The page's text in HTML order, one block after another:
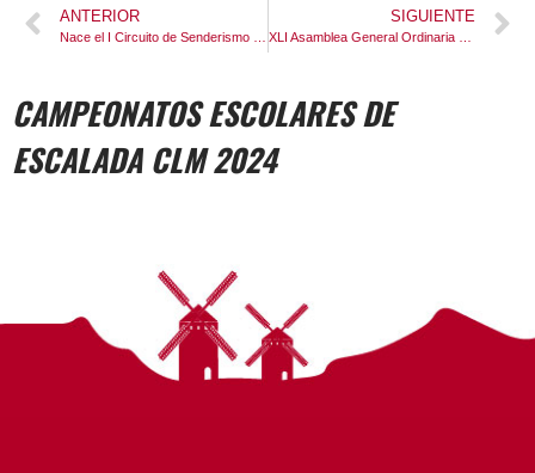
ANTERIOR SIGUIENTE
CAMPEONATOS ESCOLARES DE
ESCALADA CLM 2024